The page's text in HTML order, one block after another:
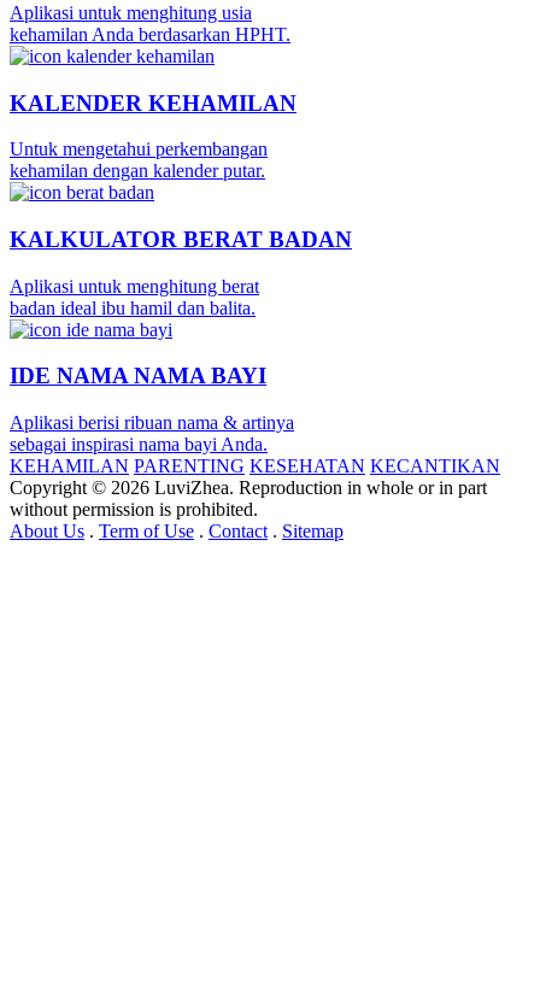
Aplikasi untuk menghitung usia
kehamilan Anda berdasarkan HPHT.
KALENDER KEHAMILAN
Untuk mengetahui perkembangan
kehamilan dengan kalender putar.
KALKULATOR BERAT BADAN
Aplikasi untuk menghitung berat
badan ideal ibu hamil dan balita.
IDE NAMA NAMA BAYI
Aplikasi berisi ribuan nama & artinya
sebagai inspirasi nama bayi Anda.
KEHAMILAN PARENTING KESEHATAN KECANTIKAN
Copyright © 2026 LuviZhea. Reproduction in whole or in part
without permission is prohibited.
About Us . Term of Use . Contact . Sitemap